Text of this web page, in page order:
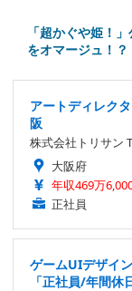
「超かぐや姫！
をオマージュ！
アートディレク
阪
株式会社トリサン
大阪府
年収469万
正社員
ゲームUIデザイ
「正社員/年間